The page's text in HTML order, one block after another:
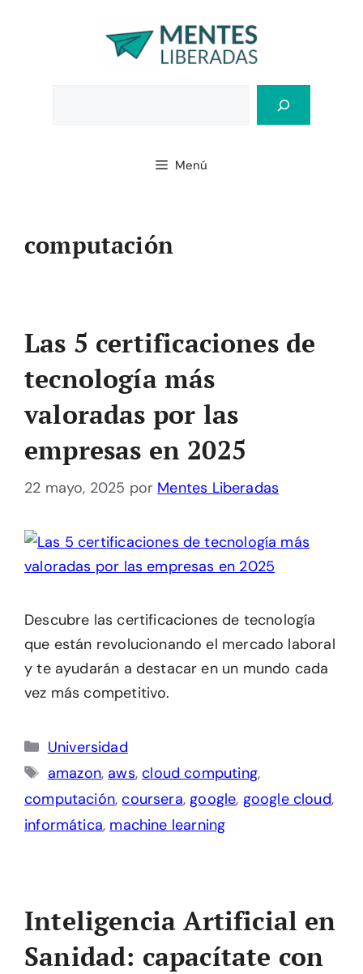
Menú
computación
Las 5 certificaciones de
tecnología más
valoradas por las
empresas en 2025
22 mayo, 2025 por Mentes Liberadas
Descubre las certificaciones de tecnología
que están revolucionando el mercado laboral
y te ayudarán a destacar en un mundo cada
vez más competitivo.
Categorías
Universidad
Etiquetas
amazon, aws,cloud computing,
computación,coursera,google, google cloud,
informática, machine learning
Inteligencia Artificial en
Sanidad: capacítate con